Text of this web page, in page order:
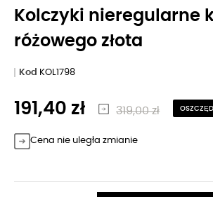
Kolczyki nieregularne
różowego złota
Kod KOL1798
191,40 zł 319,00 zł
Cena nie uległa zmianie